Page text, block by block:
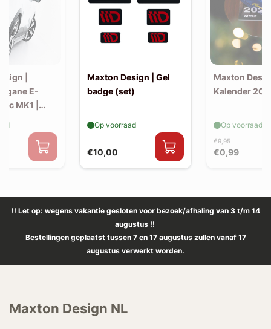
|
E-
MK1 |
Maxton Design | Gel
badge (set)
€10,00
Op voorraad
Maxton
Kalender
€9,95
€0,99
Op voorraad
!! Let op: wegens vakantie gesloten voor bezoek/afhaling van 3 t/m 14
augustus !!
Bestellingen geplaatst tussen 7 en 17 augustus zullen vanaf 17
augustus verwerkt worden.
Maxton Design NL